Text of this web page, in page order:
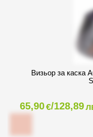
Визьор за каска
65,90€/128,89